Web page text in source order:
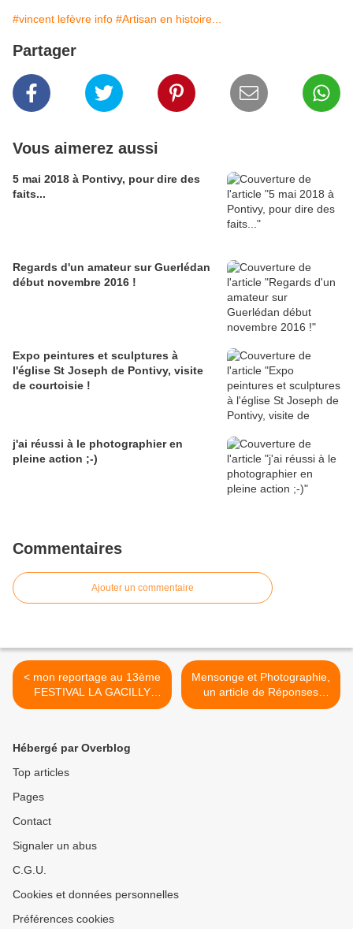
#vincent lefèvre info #Artisan en histoire...
Partager
Vous aimerez aussi
5 mai 2018 à Pontivy, pour dire des
faits...
Regards d'un amateur sur Guerlédan
début novembre 2016 !
Expo peintures et sculptures à
l'église St Joseph de Pontivy, visite
de courtoisie !
j'ai réussi à le photographier en
pleine action ;-)
Commentaires
Ajouter un commentaire
< mon reportage au 13ème
FESTIVAL LA GACILLY
PHOTO
Mensonge et Photographie,
un article de Réponses
Photo qui a sa place ici ! >
Hébergé par Overblog
Top articles
Pages
Contact
Signaler un abus
C.G.U.
Cookies et données personnelles
Préférences cookies